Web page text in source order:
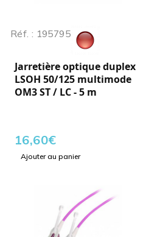
Réf. : 195795
Jarretière optique duplex
LSOH 50/125 multimode
OM3 ST / LC - 5 m
16,60€
Ajouter au panier